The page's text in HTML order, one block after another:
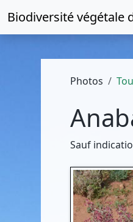
Biodiversité végétale
Photos
Sauf